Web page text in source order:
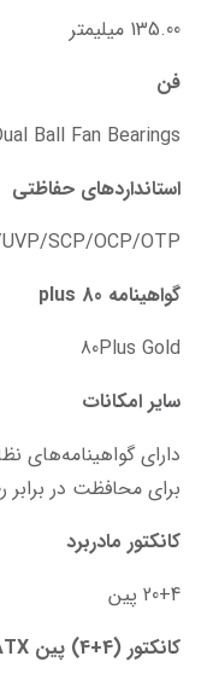
135.00 میلیمتر
فن
Ball Fan Bearings
استانداردهای حفاظتی
SCP/OCP/OTP
گواهینامه 80 plus
80Plus Gold
سایر امکانات
برای محافظت در
کانکتور مادربرد
20+4 پین
کانکتور (4+4) پین ATX